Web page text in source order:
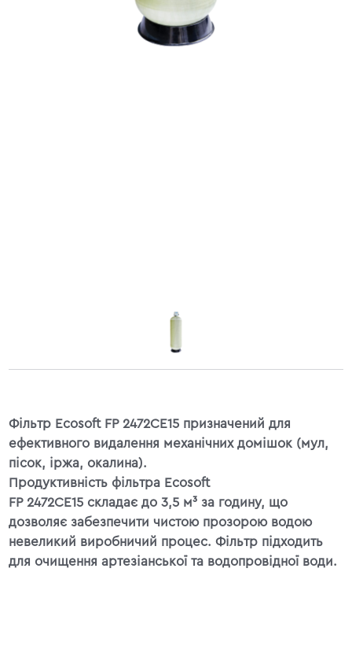
Фільтр Ecosoft FP 2472CE15 призначений для
ефективного видалення механічних домішок (мул,
пісок, іржа, окалина).
Продуктивність фільтра Ecosoft
FP 2472CE15 складає до 3,5 м³ за годину, що
дозволяє забезпечити чистою прозорою водою
невеликий виробничий процес. Фільтр підходить
для очищення артезіанської та водопровідної води.